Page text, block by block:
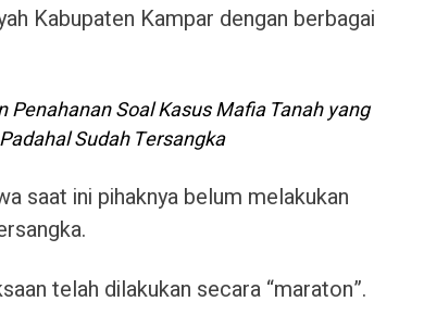
Kabupaten Kampar dengan berbagai
Soal Kasus Mafia Tanah yang
Sudah Tersangka
saat ini pihaknya belum melakukan
telah dilakukan secara “maraton”.